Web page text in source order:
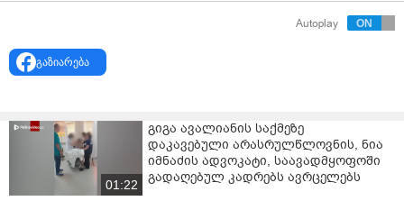
აღნიშნული გადაწყვეტილება თბილისის საქალაქო
შემდეგ მიიღო, რაც ნაფიცმა მსაჯულებმა გერსამია
ოჯახის წევრის მიმართ დამამძიმებელ გარემოებაში
12-მა ნაფიცმა მსაჯულმა გამამტყუნებელი ვერდიქტი
ერთხმად, პირველ 4 საათში მიიღო.
თეკლა გერსამია ბრალს არ აღიარებს. დაცვის მხარის
ვერსია ლუკა დარასელიას თვითმკვლელობაა, რაც
Autoplay
გაზიარება
01:22
გიგა ავალიანის საქმეზე
დაკავებული არასრულწლოვნის, ნია
იმნაძის ადვოკატი, საავადმყოფოში
გადაღებულ კადრებს ავრცელებს